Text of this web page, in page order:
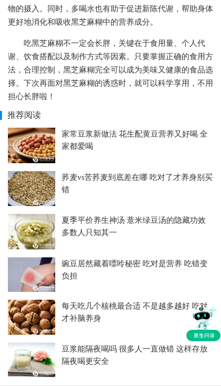
物的摄入。同时，多喝水也有助于促进新陈代谢，帮助身体
更好地消化和吸收黑芝麻糊中的营养成分。
吃黑芝麻糊不一定会长胖，关键在于食用量、个人代
谢、饮食搭配以及制作方式等因素。只要掌握正确的食用方
法，合理控制，黑芝麻糊完全可以成为美味又健康的食品选
择。下次再面对黑芝麻糊的诱惑时，就可以科学享用，不用
担心长胖啦！
推荐阅读
家常豆浆新做法 花生配黄豆营养又好喝 全
家都爱喝
荞麦vs苦荞麦到底差在哪 吃对了才养身别买
错
夏季平价养生神汤 薏米绿豆汤的隐藏功效
多数人只知其一
豌豆居然藏着嘌呤秘密 吃对是营养 吃错变
负担
每天吃几个核桃最合适 不是越多越好 吃对
才补脑养身
豆浆能隔夜喝吗 很多人一直做错 这样存放
隔夜喝更安全